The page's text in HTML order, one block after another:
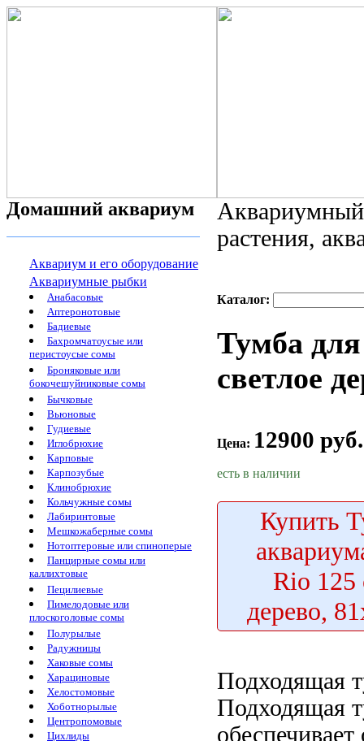
Домашний аквариум
Аквариум и его оборудование
Аквариумные рыбки
Анабасовые
Аптеронотовые
Бадиевые
Бахромчатоусые или
перистоусые сомы
Броняковые или
бокочешуйниковые сомы
Бычковые
Вьюновые
Гудиевые
Иглобрюхие
Карповые
Карпозубые
Клинобрюхие
Кольчужные сомы
Лабиринтовые
Мешкожаберные сомы
Нотоптеровые или спиноперые
Панцирные сомы или
каллихтовые
Пецилиевые
Пимелодовые или
плоскоголовые сомы
Полурылые
Радужницы
Хаковые сомы
Харациновые
Хелостомовые
Хоботнорылые
Центропомовые
Цихлиды
растения,
Каталог:
Тумба
светлое
Цена: 12900 руб.
есть в наличии
Купить
Rio 125
дерево,
Подходящая
Подходящая
обеспечивает